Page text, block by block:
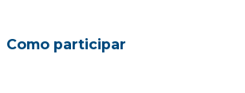
Como participar